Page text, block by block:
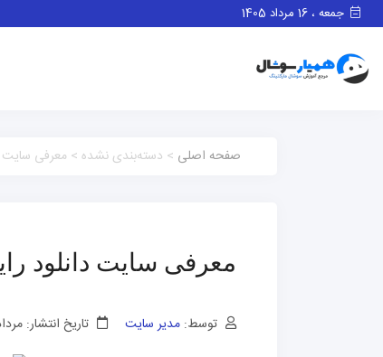
جمعه ، 16 مرداد 1405
صفحه اصلی > دسته‌بندی نشده > معرفی سایت
معرفی سایت دانلود
توسط: مدیر سایت تاریخ انتشار: مرداد 5,